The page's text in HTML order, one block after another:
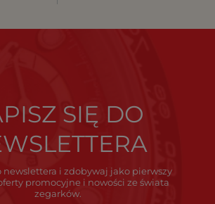
SIĘ DO
newslettera i zdobywaj jako pierwszy
promocyjne i nowości ze świata
zegarków.